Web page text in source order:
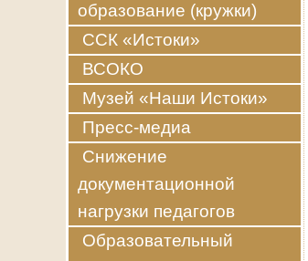
образование (кружки)
ССК «Истоки»
ВСОКО
Музей «Наши Истоки»
Пресс-медиа
Снижение
документационной
нагрузки педагогов
Образовательный